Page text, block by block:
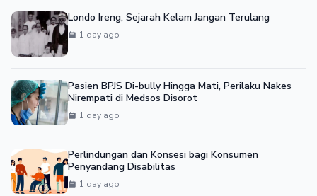
Londo Ireng, Sejarah Kelam Jangan Terulang
1 day ago
Pasien BPJS Di-bully Hingga Mati, Perilaku Nakes
Nirempati di Medsos Disorot
1 day ago
Perlindungan dan Konsesi bagi Konsumen
Penyandang Disabilitas
1 day ago